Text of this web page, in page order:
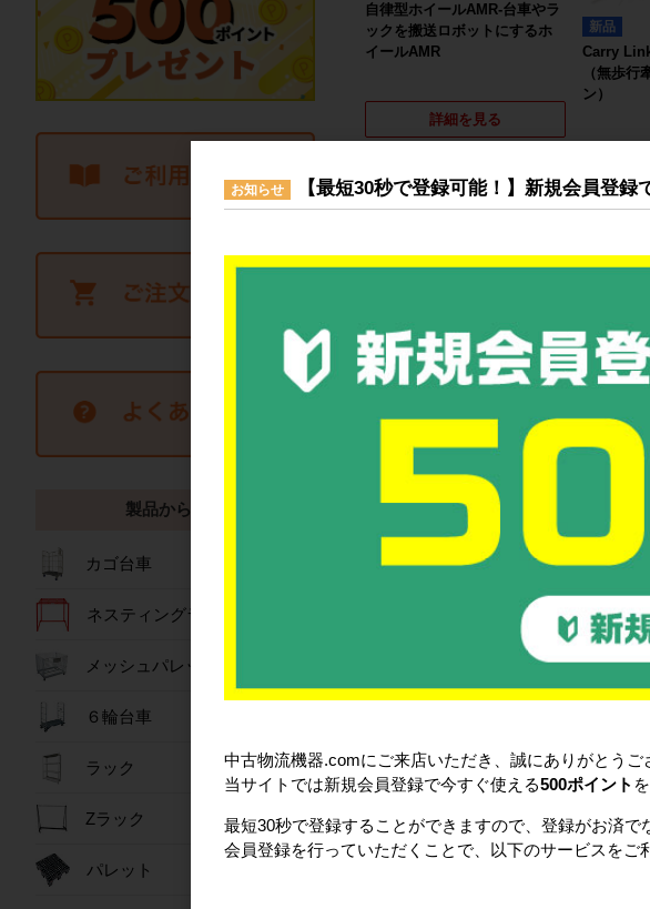
自律型ホイールAMR-台車やラ
ックを搬送ロボットにするホ
イールAMR
詳細を見る
新品
Carry
（無歩行
ン）
88,000円
詳細を見る
黒球式熱
新品
【販売終息】エコ工場扇 壁掛
新品
【販売終
製品から探す
カゴ台車
ネスティングラック
メッシュパレット
６輪台車
ラック
Zラック
パレット
お知らせ 【最短30秒で登録可能！】新規会員登
中古物流機器.comにご来店いただき、誠にありがとうご
当サイトでは新規会員登録で今すぐ使える500ポイント
最短30秒で登録することができますので、登録がお済で
会員登録を行っていただくことで、以下のサービスをご